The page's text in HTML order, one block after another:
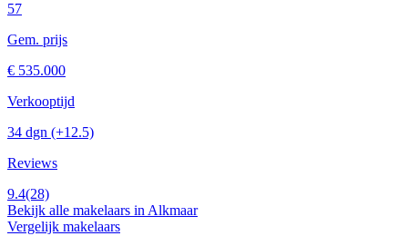
57
Gem. prijs
€ 535.000
Verkooptijd
34 dgn (+12.5)
Reviews
9.4(28)
Bekijk alle makelaars in Alkmaar
Vergelijk makelaars